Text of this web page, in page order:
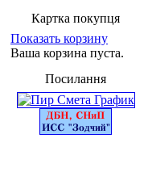
Картка покупця
Показать корзину
Ваша корзина пуста.
Посилання